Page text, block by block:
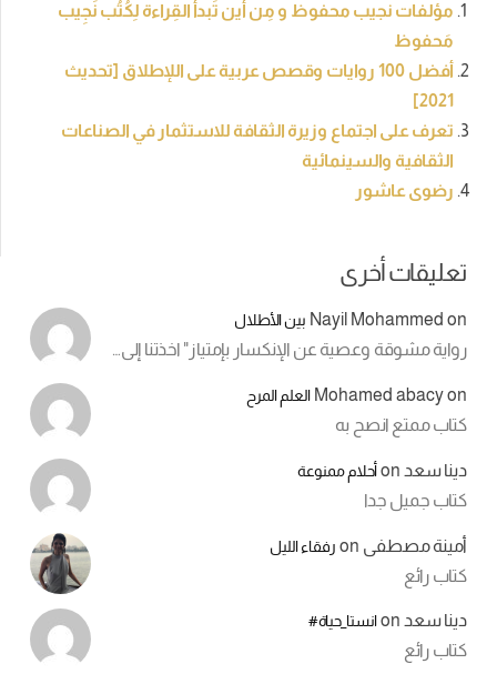
مؤلفات نجيب محفوظ و مِن أين تَبدأ القِراءة لِكُتُب نَجِيب
مَحفوظ
أفضل 100 روايات وقصص عربية على اللإطلاق [تحديث
2021]
تعرف على اجتماع وزيرة الثقافة للاستثمار في الصناعات
الثقافية والسينمائية
رضوى عاشور
تعليقات أخرى
Nayil Mohammed on بين الأطلال
رواية مشوقة وعصية عن الإنكسار بإمتياز" اخذتنا إلى…
Mohamed abacyon العلم المرح
كتاب ممتع انصح به
دينا سعد onأحلام ممنوعة
كتاب جميل جدا
أمينة مصطفى on رفقاء الليل
كتاب رائع
دينا سعد onانستا_حياة#
كتاب رائع